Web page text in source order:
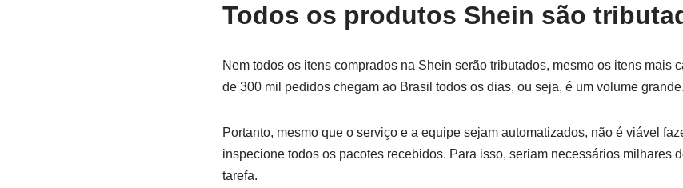
Todos os produtos Shein são
Nem todos os itens comprados na Shein serão tributados, mesmo os itens mais
de 300 mil pedidos chegam ao Brasil todos os dias, ou seja, é um volume grande.
Portanto, mesmo que o serviço e a equipe sejam automatizados, não é viável
inspecione todos os pacotes recebidos. Para isso, seriam necessários milhares
tarefa.